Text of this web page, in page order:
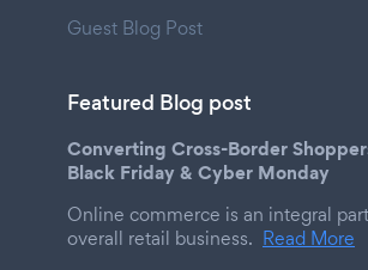
Guest Blog Post
Featured Blog post
Converting Cross-Border
Black Friday & Cyber Monday
Online commerce is an integral
overall retail business. Read More